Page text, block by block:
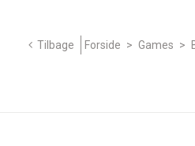
Tilbage Forside > Games >